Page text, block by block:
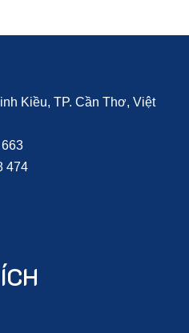
Kiều, TP. Cần Thơ, Việt
474